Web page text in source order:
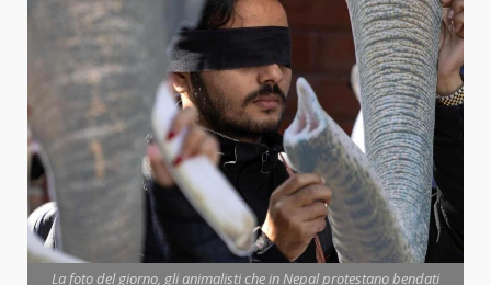
La foto del giorno, gli animalisti che in Nepal protestano bendati